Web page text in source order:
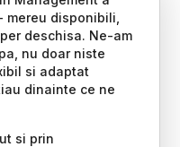
disponibili,
deschisa. Ne-am
nu doar niste
si adaptat
dinainte ce ne
si prin